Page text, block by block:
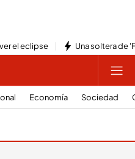
el eclipse Una soltera de
Economía Sociedad